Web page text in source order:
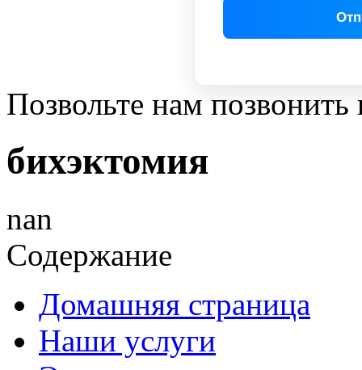
Позвольте нам позвонить
бихэктомия
nan
Содержание
Домашняя страница
Наши услуги